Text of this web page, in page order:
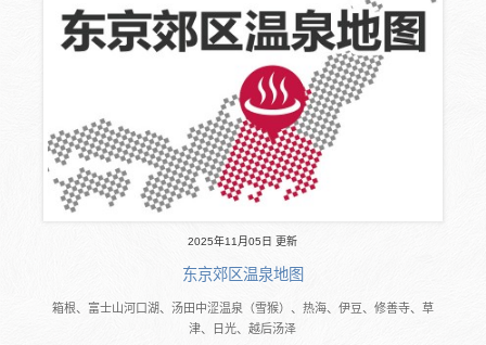
2025年11月05日 更新
东京郊区温泉地图
箱根、富士山河口湖、汤田中涩温泉（雪猴）、热海、伊豆、修善寺、草
津、日光、越后汤泽